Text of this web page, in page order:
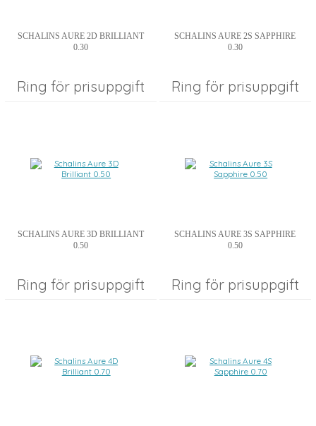
SCHALINS AURE 2D BRILLIANT
0.30
Ring för prisuppgift
SCHALINS AURE 2S SAPPHIRE
0.30
Ring för prisuppgift
SCHALINS AURE 3D BRILLIANT
0.50
Ring för prisuppgift
SCHALINS AURE 3S SAPPHIRE
0.50
Ring för prisuppgift